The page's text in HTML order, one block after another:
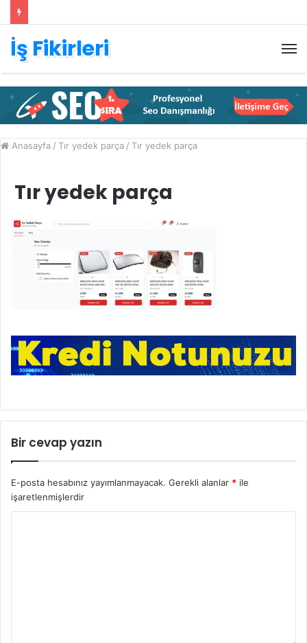
İş Fikirleri
Anasayfa / Tır yedek parça / Tır yedek parça
Tır yedek parça
Bir cevap yazın
E-posta hesabınız yayımlanmayacak. Gerekli alanlar * ile
işaretlenmişlerdir